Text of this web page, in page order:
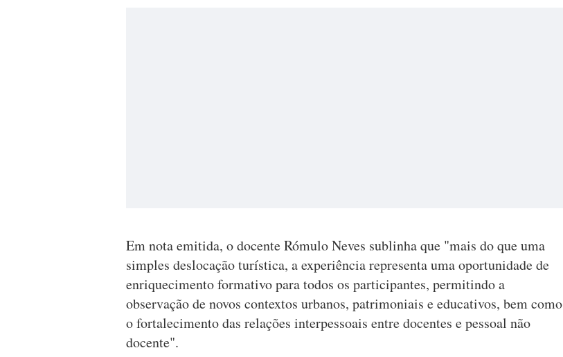
Em nota emitida, o docente Rómulo Neves sublinha que "mais do que uma
simples deslocação turística, a experiência representa uma oportunidade de
enriquecimento formativo para todos os participantes, permitindo a
observação de novos contextos urbanos, patrimoniais e educativos, bem como
o fortalecimento das relações interpessoais entre docentes e pessoal não
docente".